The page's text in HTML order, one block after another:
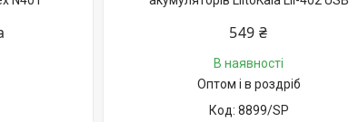
549 ₴
В наявності
Оптом і в роздріб
8899/SP